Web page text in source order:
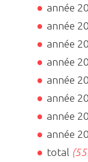
année
année
année
année
année
année
année
année
total